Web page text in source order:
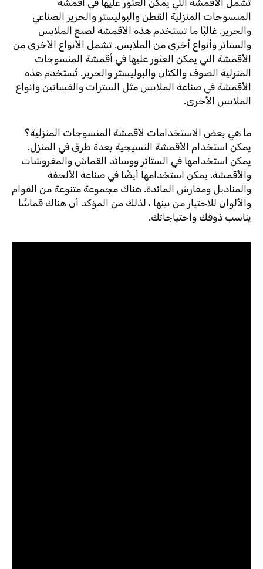
تشمل الأقمشة التي يمكن العثور عليها في أقمشة
المنسوجات المنزلية القطن والبوليستر والحرير الصناعي
والحرير. غالبًا ما تستخدم هذه الأقمشة لصنع الملابس
والستائر وأنواع أخرى من الملابس. تشمل الأنواع الأخرى من
الأقمشة التي يمكن العثور عليها في أقمشة المنسوجات
المنزلية الصوف والكتان والبوليستر والحرير. تُستخدم هذه
الأقمشة في صناعة الملابس مثل السترات والفساتين وأنواع
الملابس الأخرى.
ما هي بعض الاستخدامات لأقمشة المنسوجات المنزلية؟
يمكن استخدام الأقمشة النسيجية بعدة طرق في المنزل.
يمكن استخدامها في الستائر ووسائد القماش والمفروشات
والأقمشة. يمكن استخدامها أيضًا في صناعة الألحفة
والمناديل ومفارش المائدة. هناك مجموعة متنوعة من القوام
والألوان للاختيار من بينها ، لذلك من المؤكد أن هناك قماشًا
يناسب ذوقك واحتياجاتك.